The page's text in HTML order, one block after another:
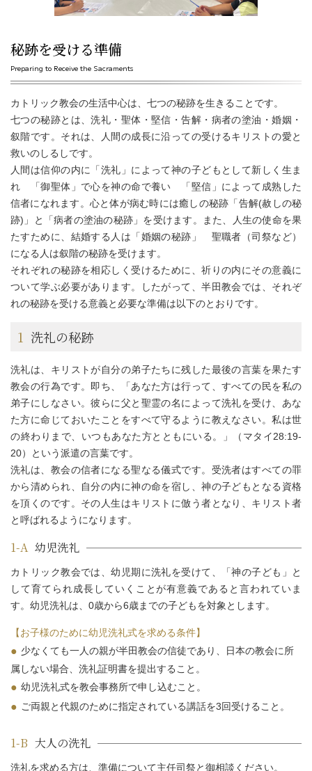
秘跡を受ける準備
Preparing to Receive the Sacraments
カトリック教会の生活中心は、七つの秘跡を生きることです。
七つの秘跡とは、洗礼・聖体・堅信・告解・病者の塗油・婚姻・
叙階です。それは、人間の成長に沿っての受けるキリストの愛と
救いのしるしです。
人間は信仰の内に「洗礼」によって神の子どもとして新しく生ま
れ 「御聖体」で心を神の命で養い 「堅信」によって成熟した
信者になれます。心と体が病む時には癒しの秘跡「告解(赦しの秘
跡)」と「病者の塗油の秘跡」を受けます。また、人生の使命を果
たすために、結婚する人は「婚姻の秘跡」 聖職者（司祭など）
になる人は叙階の秘跡を受けます。
それぞれの秘跡を相応しく受けるために、祈りの内にその意義に
ついて学ぶ必要があります。したがって、半田教会では、それぞ
れの秘跡を受ける意義と必要な準備は以下のとおりです。
1 洗礼の秘跡
洗礼は、キリストが自分の弟子たちに残した最後の言葉を果たす
教会の行為です。即ち、「あなた方は行って、すべての民を私の
弟子にしなさい。彼らに父と聖霊の名によって洗礼を受け、あな
た方に命じておいたことをすべて守るように教えなさい。私は世
の終わりまで、いつもあなた方とともにいる。」（マタイ28:19-
20）という派遣の言葉です。
洗礼は、教会の信者になる聖なる儀式です。受洗者はすべての罪
から清められ、自分の内に神の命を宿し、神の子どもとなる資格
を頂くのです。その人生はキリストに倣う者となり、キリスト者
と呼ばれるようになります。
1-A 幼児洗礼
カトリック教会では、幼児期に洗礼を受けて、「神の子ども」と
して育てられ成長していくことが有意義であると言われていま
す。幼児洗礼は、0歳から6歳までの子どもを対象とします。
【お子様のために幼児洗礼式を求める条件】
少なくても一人の親が半田教会の信徒であり、日本の教会に所
属しない場合、洗礼証明書を提出すること。
幼児洗礼式を教会事務所で申し込むこと。
ご両親と代親のために指定されている講話を3回受けること。
1-B 大人の洗礼
洗礼を求める方は、準備について主任司祭と御相談ください。